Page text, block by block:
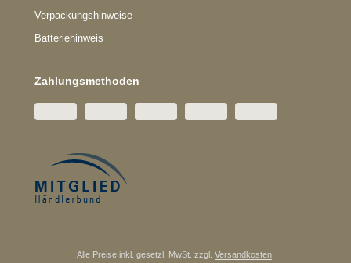
Verpackungshinweise
Batteriehinweis
Zahlungsmethoden
Alle Preise inkl. gesetzl. MwSt. zzgl. Versandkosten